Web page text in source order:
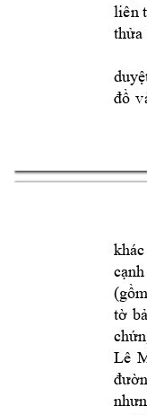
liên t
thửa
đồ
cạnh
(gồm
tờ
ch
Lê
như